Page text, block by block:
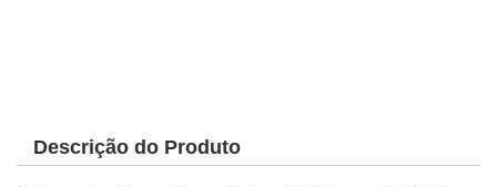
Descrição do Produto